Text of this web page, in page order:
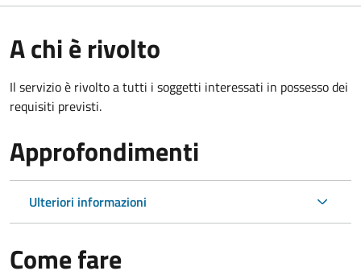
A chi è rivolto
Il servizio è rivolto a tutti i soggetti interessati in possesso dei
requisiti previsti.
Approfondimenti
Ulteriori informazioni
Come fare